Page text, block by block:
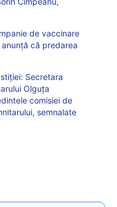
de vaccinare
că predarea
Secretara
Olguța
comisiei de
semnalate